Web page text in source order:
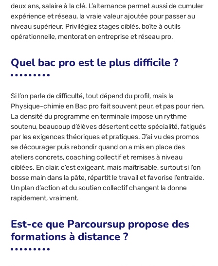
deux ans, salaire à la clé. L’alternance permet aussi de cumuler
expérience et réseau, la vraie valeur ajoutée pour passer au
niveau supérieur. Privilégiez stages ciblés, boîte à outils
opérationnelle, mentorat en entreprise et réseau pro.
Quel bac pro est le plus difficile ?
Si l’on parle de difficulté, tout dépend du profil, mais la
Physique-chimie en Bac pro fait souvent peur, et pas pour rien.
La densité du programme en terminale impose un rythme
soutenu, beaucoup d’élèves désertent cette spécialité, fatigués
par les exigences théoriques et pratiques. J’ai vu des promos
se décourager puis rebondir quand on a mis en place des
ateliers concrets, coaching collectif et remises à niveau
ciblées. En clair, c’est exigeant, mais maîtrisable, surtout si l’on
bosse main dans la pâte, répartit le travail et favorise l’entraide.
Un plan d’action et du soutien collectif changent la donne
rapidement, vraiment.
Est-ce que Parcoursup propose des
formations à distance ?